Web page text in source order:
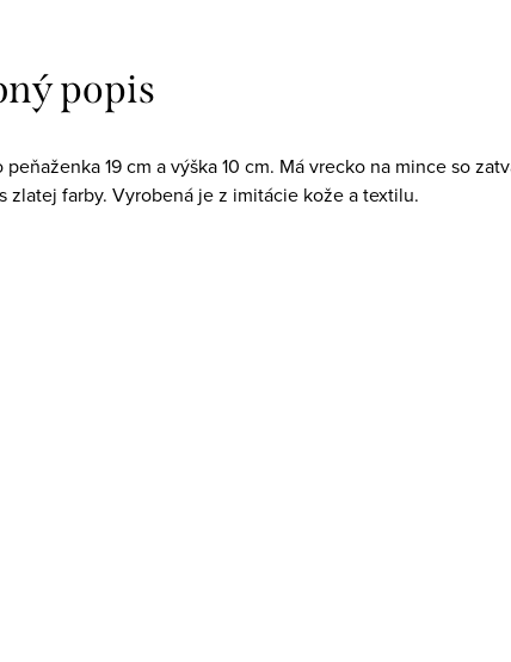
popis
19 cm a výška 10 cm. Má vrecko na mince so
zlatej farby. Vyrobená je z imitácie kože a textilu.